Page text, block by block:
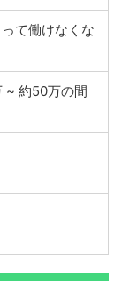
て働けなくな
~ 約50万の間